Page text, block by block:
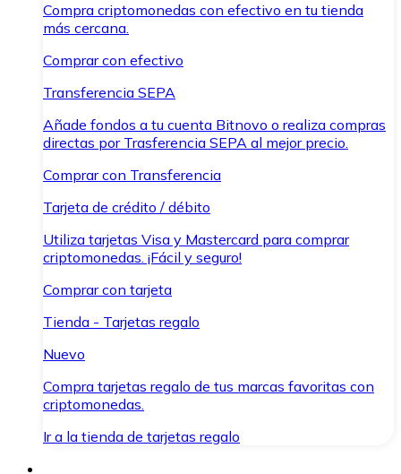
Compra criptomonedas con efectivo en tu tienda
más cercana.
Comprar con efectivo
Transferencia SEPA
Añade fondos a tu cuenta Bitnovo o realiza compras
directas por Trasferencia SEPA al mejor precio.
Comprar con Transferencia
Tarjeta de crédito / débito
Utiliza tarjetas Visa y Mastercard para comprar
criptomonedas. ¡Fácil y seguro!
Comprar con tarjeta
Tienda - Tarjetas regalo
Nuevo
Compra tarjetas regalo de tus marcas favoritas con
criptomonedas.
Ir a la tienda de tarjetas regalo